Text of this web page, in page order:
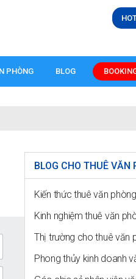
PHÒNG BLOG
BLOG CHO THUÊ VĂN
Kiến thức thuê văn phòng
Kinh nghiệm thuê văn
Thị trường cho thuê văn
Phong thủy kinh doanh